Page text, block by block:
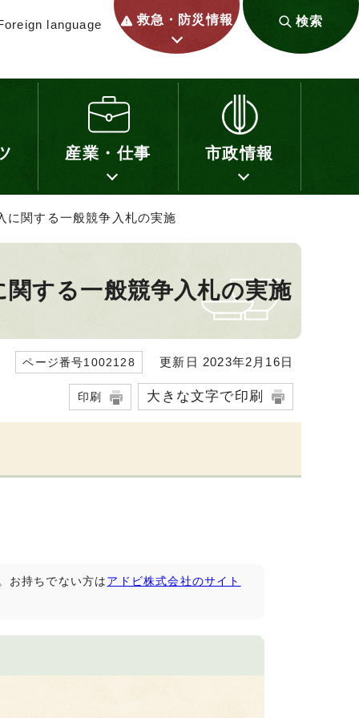
language 救急・防災情報 検索
産業・仕事 市政情報
関する一般競争入札の実施
する一般競争入札の実施
ページ番号1002128 更新日 2023年2月16日
印刷 大きな文字で印刷
お持ちでない方はアドビ株式会社のサイト